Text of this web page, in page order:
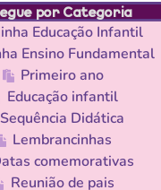
por Categoria
Educação Infantil
Ensino Fundamental
Primeiro ano
Educação infantil
Sequência Didática
Lembrancinhas
comemorativas
Reunião de pais